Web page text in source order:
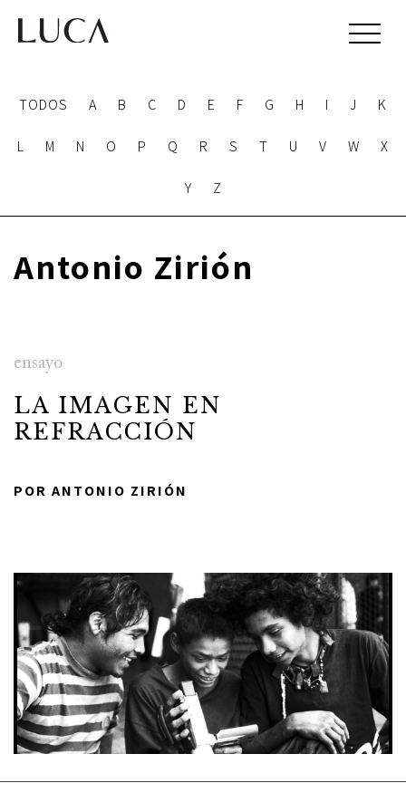
TODAS LAS COSAS
COMUNIDAD
COLABORADORES
TODOS A B C D E F G H I J K
L M N O P Q R S T U V W X
Y Z
Antonio Zirión
ensayo
LA IMAGEN EN
REFRACCIÓN
POR ANTONIO ZIRIÓN